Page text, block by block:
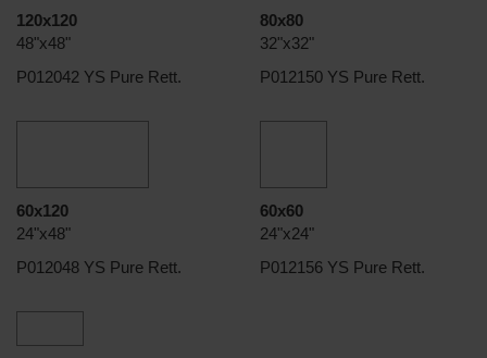
120x120
48"x48"
P012042 YS Pure Rett.
80x80
32"x32"
P012150 YS Pure Rett.
60x120
24"x48"
P012048 YS Pure Rett.
60x60
24"x24"
P012156 YS Pure Rett.